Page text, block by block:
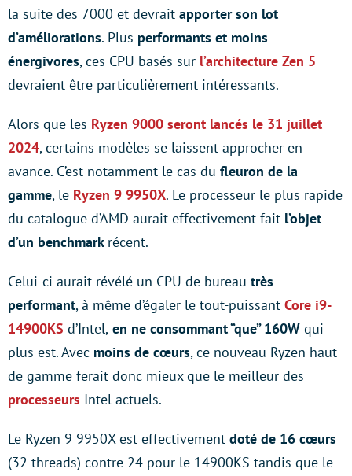
la suite des 7000 et devrait apporter son lot
d’améliorations. Plus performants et moins
énergivores, ces CPU basés sur l’architecture Zen 5
devraient être particulièrement intéressants.
Alors que les Ryzen 9000 seront lancés le 31 juillet
2024, certains modèles se laissent approcher en
avance. C’est notamment le cas du fleuron de la
gamme, le Ryzen 9 9950X. Le processeur le plus rapide
du catalogue d’AMD aurait effectivement fait l’objet
d’un benchmark récent.
Celui-ci aurait révélé un CPU de bureau très
performant, à même d’égaler le tout-puissant Core i9-
14900KS d’Intel, en ne consommant “que” 160W qui
plus est. Avec moins de cœurs, ce nouveau Ryzen haut
de gamme ferait donc mieux que le meilleur des
processeurs Intel actuels.
Le Ryzen 9 9950X est effectivement doté de 16 cœurs
(32 threads) contre 24 pour le 14900KS tandis que le